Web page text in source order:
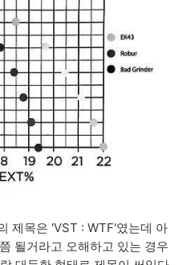
제목은 'VST : WTF'였는데 아
될거라고 오해하고 있는 경우